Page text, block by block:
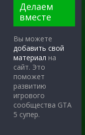
Делаем
вместе
Вы можете
добавить свой
материал на
сайт. Это
поможет
развитию
игрового
сообщества GTA
5 супер.